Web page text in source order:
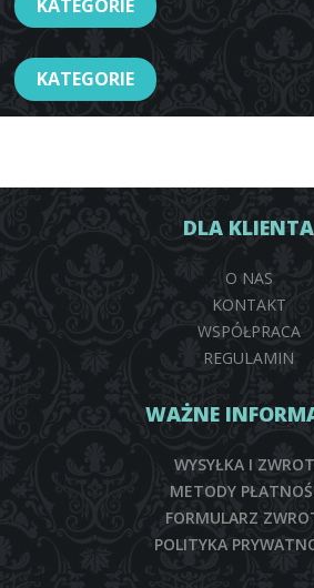
KATEGORIE
KATEGORIE
DLA KLIENTA
O NAS
KONTAKT
WSPÓŁPRACA
REGULAMIN
WAŻNE
WYSYŁKA I
METODY
FORMULARZ
POLITYKA